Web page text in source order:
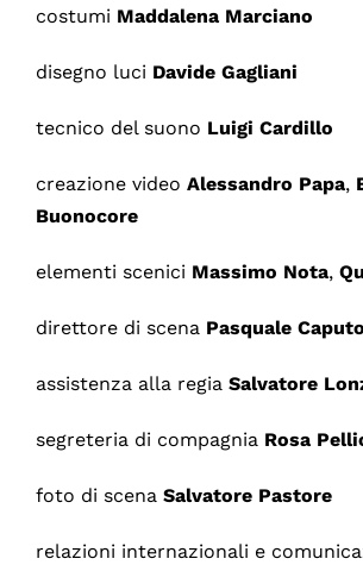
costumi Maddalena Marciano
disegno luci Davide Gagliani
tecnico del suono Luigi Cardillo
creazione video Alessandro Papa,
Buonocore
elementi scenici Massimo Nota,
direttore di scenaPasquale Caputo
assistenza alla regia Salvatore
segreteria di compagniaRosa
foto di scenaSalvatore Pastore
relazioni internazionali e